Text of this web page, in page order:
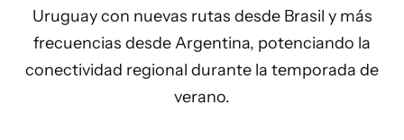
Uruguay con nuevas rutas desde Brasil y más
frecuencias desde Argentina, potenciando la
conectividad regional durante la temporada de
verano.